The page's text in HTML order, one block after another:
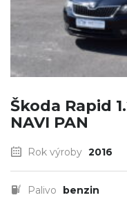
Škoda Rapid
NAVI PAN
Rok výroby 2016
Palivo benzin